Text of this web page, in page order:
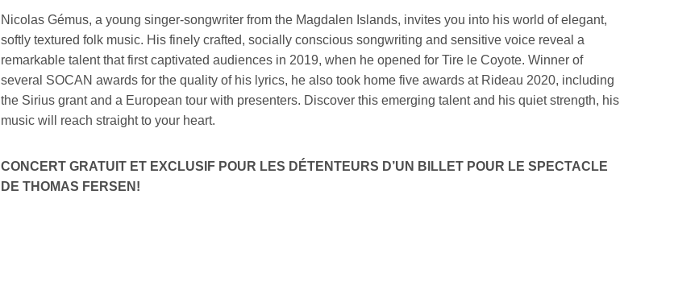
Nicolas Gémus, a young singer-songwriter from the Magdalen Islands, invites you into his world of elegant,
softly textured folk music. His finely crafted, socially conscious songwriting and sensitive voice reveal a
remarkable talent that first captivated audiences in 2019, when he opened for Tire le Coyote. Winner of
several SOCAN awards for the quality of his lyrics, he also took home five awards at Rideau 2020, including
the Sirius grant and a European tour with presenters. Discover this emerging talent and his quiet strength, his
music will reach straight to your heart.
CONCERT GRATUIT ET EXCLUSIF POUR LES DÉTENTEURS D’UN BILLET POUR LE SPECTACLE
DE THOMAS FERSEN!